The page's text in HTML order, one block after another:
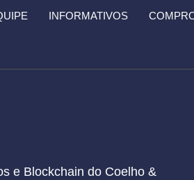
INFORMATIVOS
e Blockchain do Coelho &